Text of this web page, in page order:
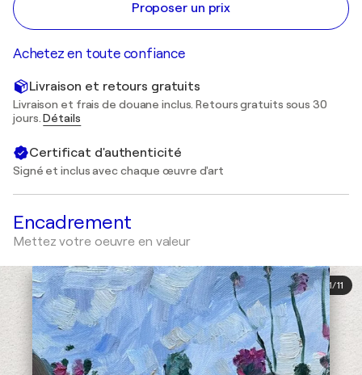
Proposer un prix
Achetez en toute confiance
Livraison et retours gratuits
Livraison et frais de douane inclus. Retours gratuits sous 30
jours.Détails
Certificat d'authenticité
Signé et inclus avec chaque œuvre d'art
Encadrement
Mettez votre oeuvre en valeur
1/11